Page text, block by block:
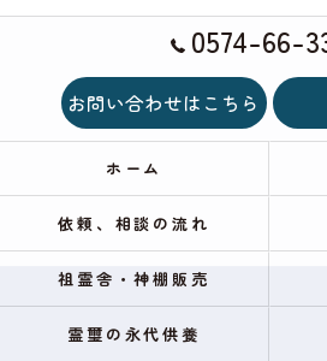
0574-66-
お問い合わせはこちら
ホーム
依頼、相談の流れ
祖霊舎・神棚販売
霊璽の永代供養